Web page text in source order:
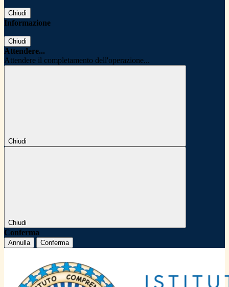
Chiudi
Informazione
Chiudi
Attendere...
Attendere il completamento dell'operazione...
Chiudi
Chiudi
Conferma
Annulla Conferma